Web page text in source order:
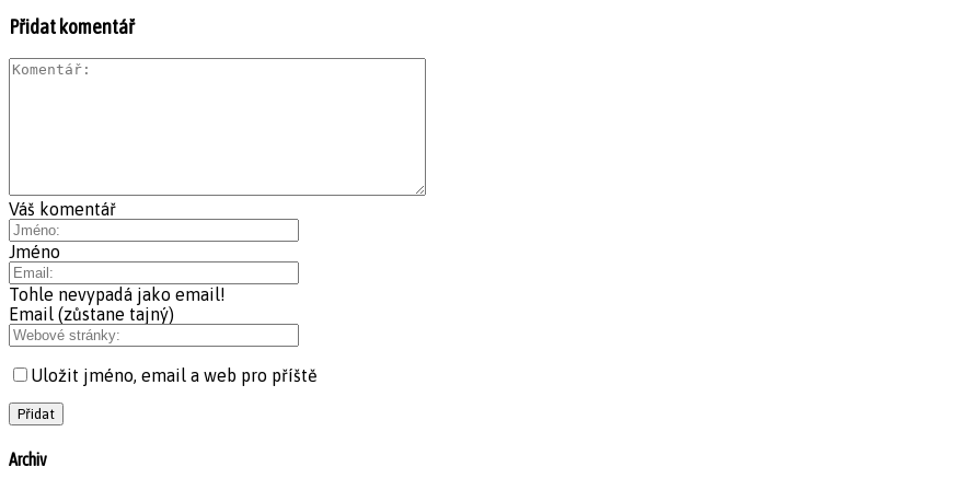
Přidat komentář
Váš komentář
Jméno
Tohle nevypadá jako email!
Email (zůstane tajný)
Uložit jméno, email a web pro příště
Archiv